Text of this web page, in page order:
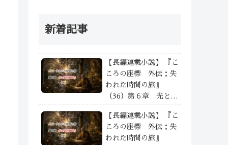
新着記事
【長編連載小説】 『こ
ころの座標 外伝：失
われた時間の旅』
（36）第６章 光と影
【長編連載小説】 『こ
ころの座標 外伝：失
われた時間の旅』